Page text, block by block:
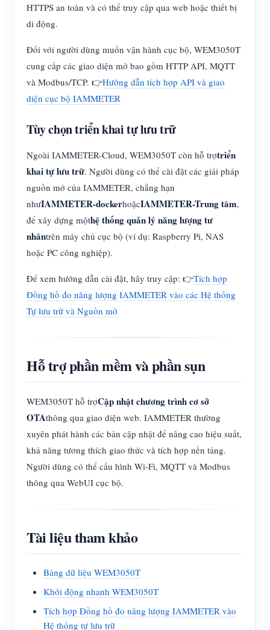
HTTPS an toàn và có thể truy cập qua web hoặc thiết bị
di động.
Đối với người dùng muốn vận hành cục bộ, WEM3050T
cung cấp các giao diện mở bao gồm HTTP API, MQTT
và Modbus/TCP. 👉Hướng dẫn tích hợp API và giao
diện cục bộ IAMMETER
Tùy chọn triển khai tự lưu trữ
Ngoài IAMMETER-Cloud, WEM3050T còn hỗ trợtriển
khai tự lưu trữ. Người dùng có thể cài đặt các giải pháp
nguồn mở của IAMMETER, chẳng hạn
nhưIAMMETER-dockerhoặcIAMMETER-Trung tâm,
để xây dựng mộthệ thống quản lý năng lượng tư
nhântrên máy chủ cục bộ (ví dụ: Raspberry Pi, NAS
hoặc PC công nghiệp).
Để xem hướng dẫn cài đặt, hãy truy cập: 👉Tích hợp
Đồng hồ đo năng lượng IAMMETER vào các Hệ thống
Tự lưu trữ và Nguồn mở
Hỗ trợ phần mềm và phần sụn
WEM3050T hỗ trợCập nhật chương trình cơ sở
OTAthông qua giao diện web. IAMMETER thường
xuyên phát hành các bản cập nhật để nâng cao hiệu suất,
khả năng tương thích giao thức và tích hợp nền tảng.
Người dùng có thể cấu hình Wi-Fi, MQTT và Modbus
thông qua WebUI cục bộ.
Tài liệu tham khảo
Bảng dữ liệu WEM3050T
Khởi động nhanh WEM3050T
Tích hợp Đồng hồ đo năng lượng IAMMETER vào
Hệ thống tự lưu trữ